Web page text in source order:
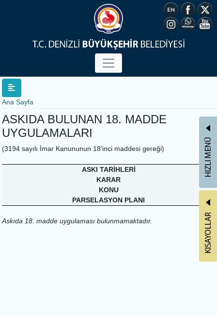
Ana Sayfa
ASKIDA BULUNAN 18. MADDE
UYGULAMALARI
(3194 sayılı İmar Kanununun 18'inci maddesi gereği)
ASKI TARİHLERİ
KARAR
KONU
PARSELASYON PLANI
Askıda 18. madde uygulaması bulunmamaktadır.